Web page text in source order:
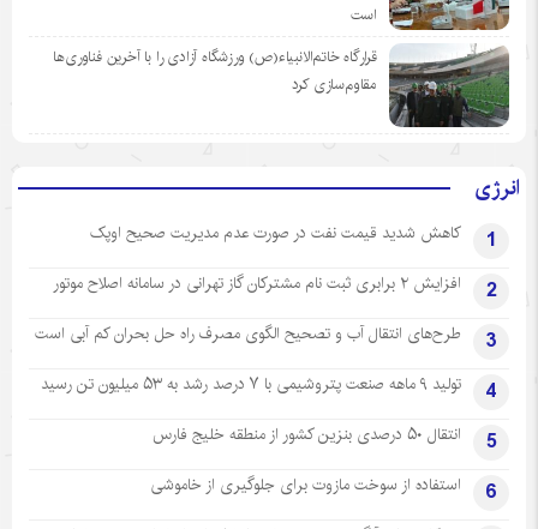
است
قرارگاه خاتم‌الانبیاء(ص) ورزشگاه آزادی را با آخرین فناوری‌ها
مقاوم‌سازی کرد
انرژی
1 کاهش شدید قیمت نفت در صورت عدم مدیریت صحیح اوپک
2 افزایش ۲ برابری ثبت نام مشترکان گاز تهرانی‌ در سامانه اصلاح موتور
3 طرح‌های انتقال آب و تصحیح الگوی مصرف راه حل بحران کم آبی است
4 تولید ۹ ماهه صنعت پتروشیمی با ۷ درصد رشد به ۵۳ میلیون تن رسید
5 انتقال ۵۰ درصدی بنزین کشور از منطقه خلیج فارس
6 استفاده از سوخت مازوت برای جلوگیری از خاموشی